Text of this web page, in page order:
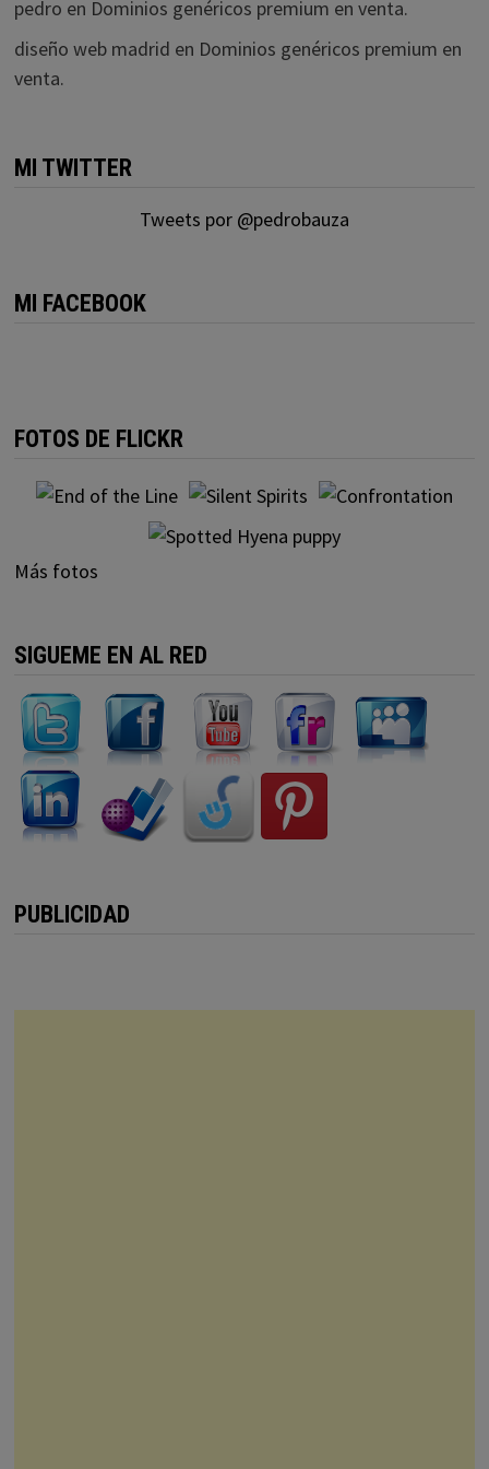
pedro en Dominios genéricos premium en venta.
diseño web madrid en Dominios genéricos premium en
venta.
MI TWITTER
Tweets por @pedrobauza
MI FACEBOOK
FOTOS DE FLICKR
Más fotos
SIGUEME EN AL RED
PUBLICIDAD